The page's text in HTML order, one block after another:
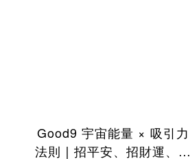
Good9 宇宙能量 × 吸引力
法則│招平安、招財運、招